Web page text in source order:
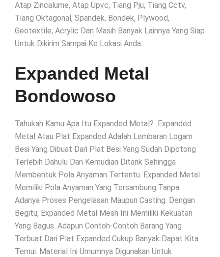
Atap Zincalume, Atap Upvc, Tiang Pju, Tiang Cctv,
Tiang Oktagonal, Spandek, Bondek, Plywood,
Geotextile, Acrylic Dan Masih Banyak Lainnya Yang Siap
Untuk Dikirim Sampai Ke Lokasi Anda.
Expanded Metal
Bondowoso
Tahukah Kamu Apa Itu Expanded Metal? Expanded
Metal Atau Plat Expanded Adalah Lembaran Logam
Besi Yang Dibuat Dari Plat Besi Yang Sudah Dipotong
Terlebih Dahulu Dan Kemudian Ditarik Sehingga
Membentuk Pola Anyaman Tertentu. Expanded Metal
Memiliki Pola Anyaman Yang Tersambung Tanpa
Adanya Proses Pengelasan Maupun Casting. Dengan
Begitu, Expanded Metal Mesh Ini Memiliki Kekuatan
Yang Bagus. Adapun Contoh-Contoh Barang Yang
Terbuat Dari Plat Expanded Cukup Banyak Dapat Kita
Temui. Material Ini Umumnya Digunakan Untuk